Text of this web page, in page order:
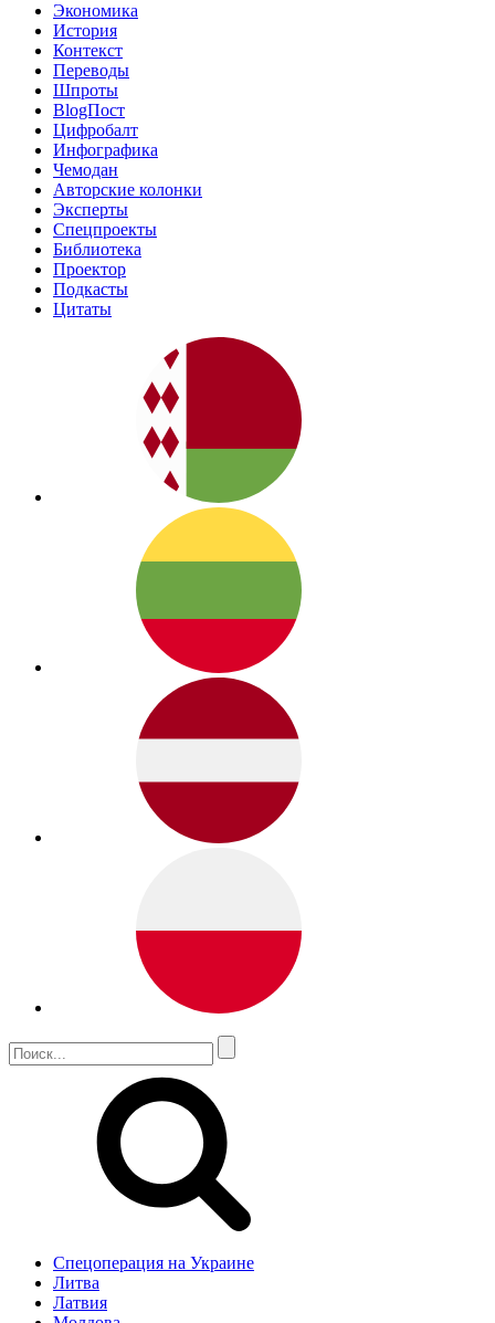
Экономика
История
Контекст
Переводы
Шпроты
BlogПост
Цифробалт
Инфографика
Чемодан
Авторские колонки
Эксперты
Спецпроекты
Библиотека
Проектор
Подкасты
Цитаты
Спецоперация на Украине
Литва
Латвия